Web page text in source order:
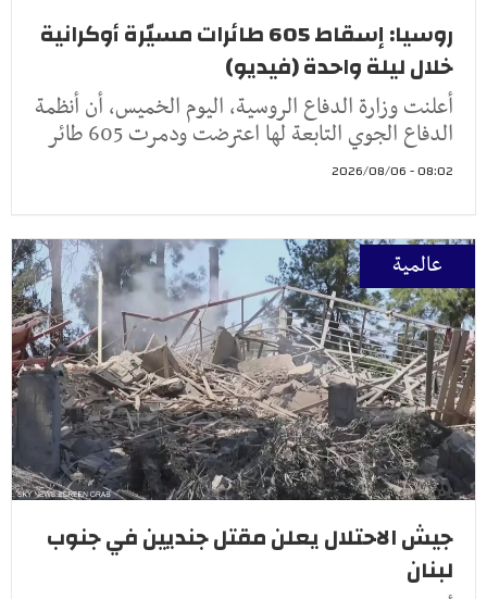
روسيا: إسقاط 605 طائرات مسيّرة أوكرانية
خلال ليلة واحدة (فيديو)
أعلنت وزارة الدفاع الروسية، اليوم الخميس، أن أنظمة
الدفاع الجوي التابعة لها اعترضت ودمرت 605 طائر
08:02 - 2026/08/06
عالمية
جيش الاحتلال يعلن مقتل جنديين في جنوب
لبنان